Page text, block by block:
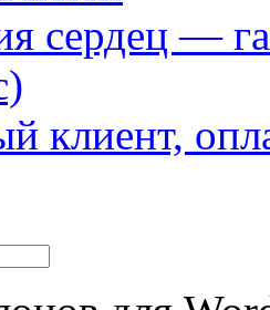
сердец —
клиент,